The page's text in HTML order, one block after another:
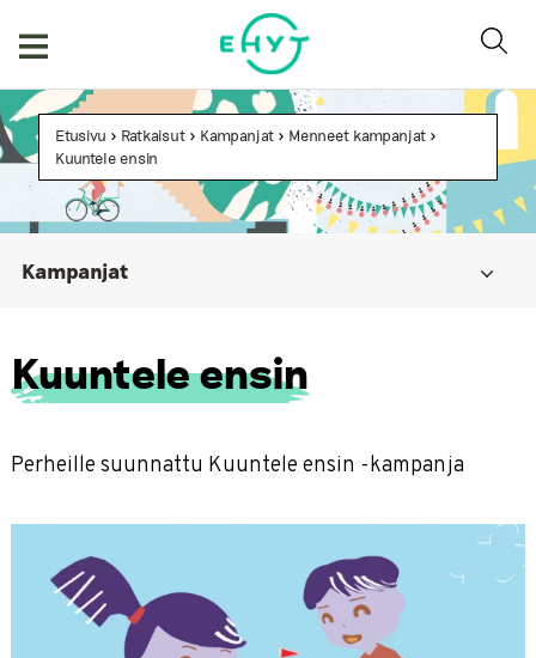
Etusivu > Ratkaisut > Kampanjat > Menneet kampanjat >
Kuuntele ensin
Kampanjat
Tipaton tammikuu
Menneet kampanjat
Puolitetaan riskitason rahapelaaminen
Päättäjä, miten sinä voit vähentää rahapelihaittoja?
Kuuntele ensin
Perheille suunnattu Kuuntele ensin -kampanja